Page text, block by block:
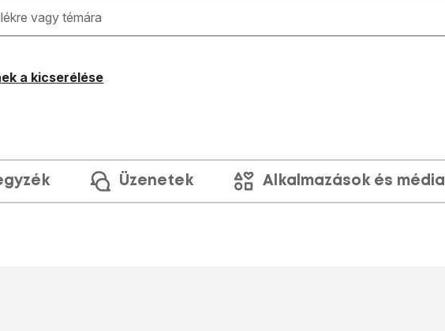
a keresési javaslatok a mező alatt
a kicserélése
Üzenetek Alkalmazások és média